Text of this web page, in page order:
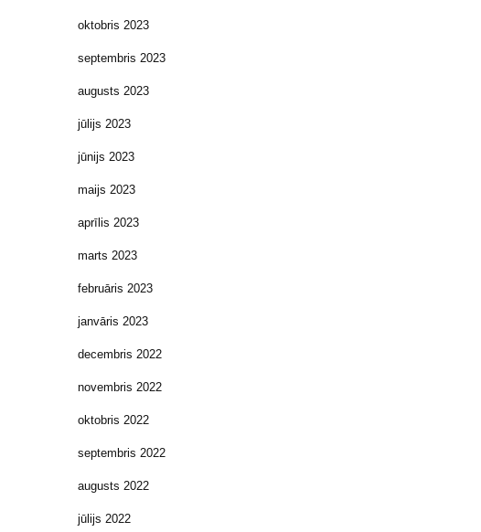
oktobris 2023
septembris 2023
augusts 2023
jūlijs 2023
jūnijs 2023
maijs 2023
aprīlis 2023
marts 2023
februāris 2023
janvāris 2023
decembris 2022
novembris 2022
oktobris 2022
septembris 2022
augusts 2022
jūlijs 2022